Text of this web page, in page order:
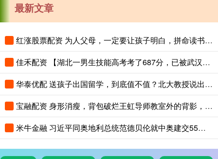
最新文章
红涨股票配资 为人父母，一定要让孩子明白，拼命读书，是在给三代人铺路
佳禾配资 【湖北一男生技能高考考了687分，已被武汉职业技术大学录取，查到录取
华泰优配 送孩子出国留学，到底值不值？北大教授说出了真相
宝融配资 身形消瘦，背包破烂王虹导师教室外的背影，看的多少教授汗颜
米牛金融 习近平同奥地利总统范德贝伦就中奥建交55周年互致贺电